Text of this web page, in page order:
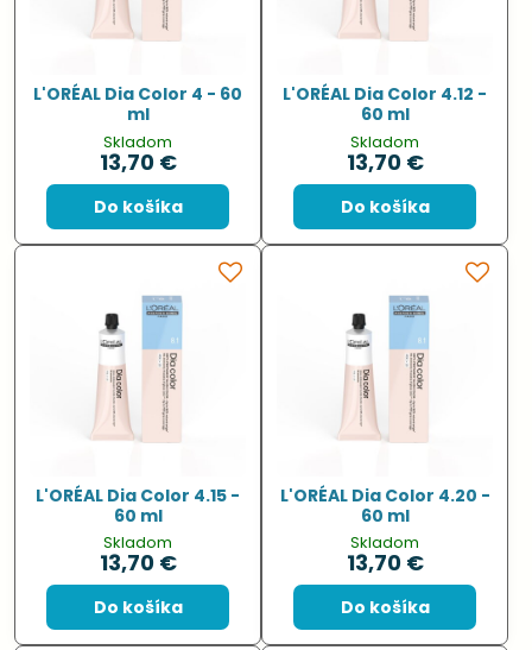
L'ORÉAL Dia Color 4 - 60
ml
Skladom
13,70 €
Do košíka
L'ORÉAL Dia Color 4.12 -
60 ml
Skladom
13,70 €
Do košíka
L'ORÉAL Dia Color 4.15 -
60 ml
Skladom
13,70 €
Do košíka
L'ORÉAL Dia Color 4.20 -
60 ml
Skladom
13,70 €
Do košíka